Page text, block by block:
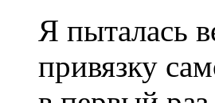
Я пыталась
привязку